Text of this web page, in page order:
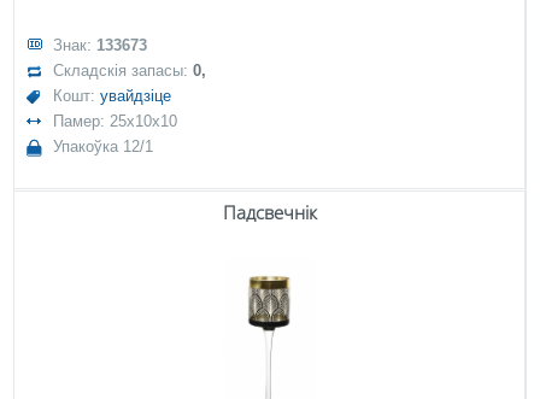
Знак: 133673
Складскія запасы:0,
Кошт:увайдзіце
Памер: 25x10x10
Упакоўка 12/1
Падсвечнік